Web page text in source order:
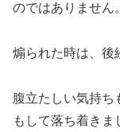
のではありません。
煽られた時は、後
腹立たしい気持ち
もして落ち着きま